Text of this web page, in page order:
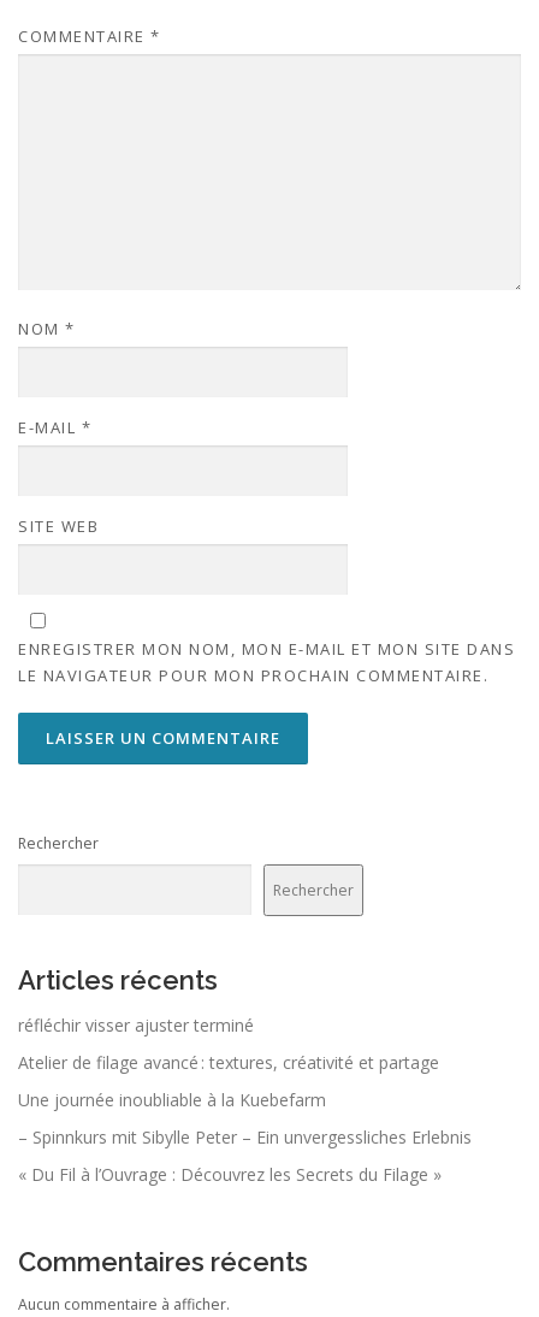
COMMENTAIRE *
NOM *
E-MAIL *
SITE WEB
ENREGISTRER MON NOM, MON E-MAIL ET MON SITE DANS
LE NAVIGATEUR POUR MON PROCHAIN COMMENTAIRE.
Rechercher
Rechercher
Articles récents
réfléchir visser ajuster terminé
Atelier de filage avancé : textures, créativité et partage
Une journée inoubliable à la Kuebefarm
– Spinnkurs mit Sibylle Peter – Ein unvergessliches Erlebnis
« Du Fil à l’Ouvrage : Découvrez les Secrets du Filage »
Commentaires récents
Aucun commentaire à afficher.